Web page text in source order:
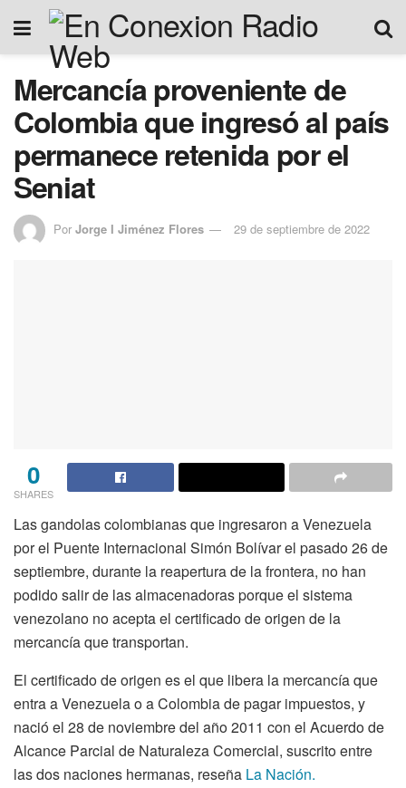
Mercancía proveniente de
Colombia que ingresó al país
permanece retenida por el
Seniat
Por Jorge I Jiménez Flores 29 de septiembre de 2022
0
SHARES
Las gandolas colombianas que ingresaron a Venezuela
por el Puente Internacional Simón Bolívar el pasado 26 de
septiembre, durante la reapertura de la frontera, no han
podido salir de las almacenadoras porque el sistema
venezolano no acepta el certificado de origen de la
mercancía que transportan.
El certificado de origen es el que libera la mercancía que
entra a Venezuela o a Colombia de pagar impuestos, y
nació el 28 de noviembre del año 2011 con el Acuerdo de
Alcance Parcial de Naturaleza Comercial, suscrito entre
las dos naciones hermanas, reseña La Nación.